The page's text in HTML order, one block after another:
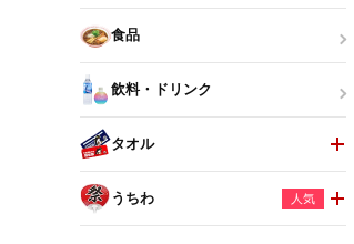
食品
飲料・ドリンク
タオル
うちわ 人気